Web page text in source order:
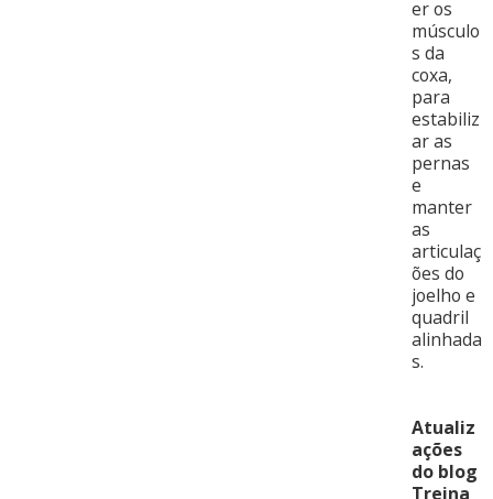
er os
músculo
s da
coxa,
para
estabiliz
ar as
pernas
e
manter
as
articulaç
ões do
joelho e
quadril
alinhada
s.
Atualiz
ações
do blog
Treina